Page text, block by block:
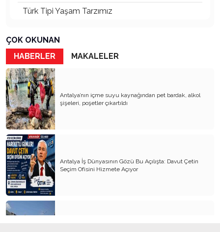
Türk Tipi Yaşam Tarzımız
Katil Ağaçlar
Keşke Herkes Sevdiği ve İyi Bildiği İşi Yapsa
Veda Mektubum
Avm’ler Sinek Avlıyor
Hangi Gazetecilerin Günü?
Çok Para, Çok Bela
Geçen Yıldan Akılda Kalanlar
Yeni Yıl Duam
Çağımızın Hastalığı Madde Bağımlılığı
Yürek Burkan İsyanlarım
ÇOK OKUNAN
HABERLER
MAKALELER
Antalya’nın içme suyu kaynağından pet bardak, alkol
şişeleri, poşetler çıkartıldı
Antalya İş Dünyasının Gözü Bu Açılışta: Davut Çetin
Seçim Ofisini Hizmete Açıyor